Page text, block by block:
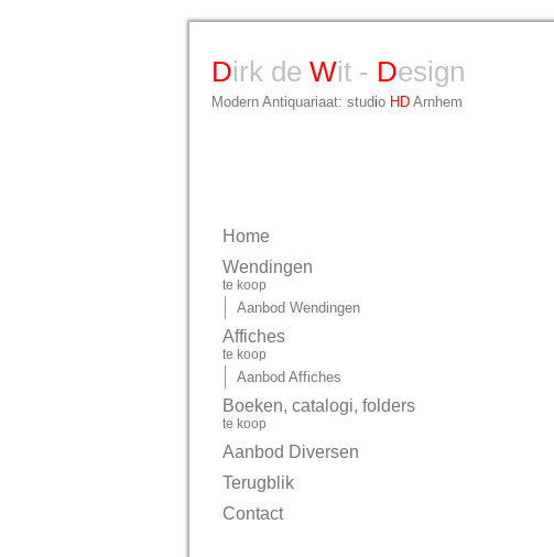
Dirk de Wit - Design
Modern Antiquariaat: studio HD Arnhem
Home
Wendingen
te koop
Aanbod Wendingen
Affiches
te koop
Aanbod Affiches
Boeken, catalogi, folders
te koop
Aanbod Diversen
Terugblik
Contact